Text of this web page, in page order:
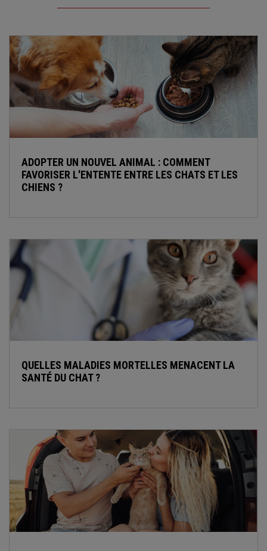
ADOPTER UN NOUVEL ANIMAL : COMMENT
FAVORISER L'ENTENTE ENTRE LES CHATS ET LES
CHIENS ?
QUELLES MALADIES MORTELLES MENACENT LA
SANTÉ DU CHAT ?